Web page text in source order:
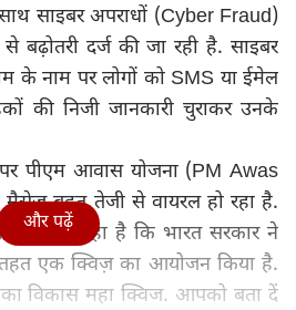
साइबर अपराधों (Cyber Fraud)
दर्ज की जा रही है. साइबर
के नाम पर लोगों को SMS या ईमेल
की निजी जानकारी चुराकर उनके
पीएम आवास योजना (PM Awas
बहुत तेजी से वायरल हो रहा है.
जा रहा है कि भारत सरकार ने
एक क्विज़ का आयोजन किया है.
विकास महा क्विज. आपको बता दें
और पढ़ें